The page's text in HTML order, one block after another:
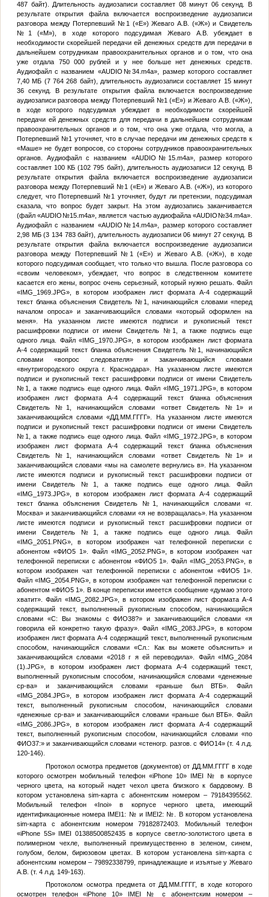
487 байт). Длительность аудиозаписи составляет 08 минут 06 секунд. В
результате открытия файла включается воспроизведение аудиозаписи
разговора междуПотерпевший №1 («Е») Жеваго А.В. («Ж») иСвидетель
№1
(«М»), в ходе которого подсудимая Жеваго А.В. убеждает в
необходимости скорейшей передачи ей денежных средств для передачи в
дальнейшем сотрудникам правоохранительных органов и о том, что она
уже отдала 750 000 рублей и у нее больше нет денежных средств.
Аудиофайл с названием «AUDIO №34.m4a», размер которого составляет
7,40 МБ (7 764 268 байт), длительность аудиозаписи составляет 15 минут
36 секунд. В результате открытия файла включается воспроизведение
аудиозаписи разговора междуПотерпевший №1 («Е») и Жеваго А.В. («Ж»),
в ходе которого подсудимая убеждает в необходимости скорейшей
передачи ей денежных средств для передачи в дальнейшем сотрудникам
правоохранительных органов и о том, что она уже отдала, что могла, а
Потерпевший №1 уточняет, что в случае передачи им денежных средств к
«Маше» не будет вопросов, со стороны сотрудников правоохранительных
органов. Аудиофайл с названием «AUDIO № 15.m4a», размер которого
составляет 100 КБ (102 795 байт), длительность аудиозаписи 12 секунд. В
результате открытия файла включается воспроизведение аудиозаписи
разговора между Потерпевший №1 («Е») и Жеваго А.В. («Ж»), из которого
следует, чтоПотерпевший №1 уточняет, будут ли претензии, подсудимая
сказала, что вопрос будет закрыт. На этом аудиозапись заканчивается
(файл «AUDIO №15.m4a», является частью аудиофайла «AUDIO №34.m4a».
Аудиофайл с названием «AUDIO № 14.m4a», размер которого составляет
2,98 МБ (3 134 783 байт), длительность аудиозаписи 06 минут 27 секунд. В
результате открытия файла включается воспроизведение аудиозаписи
разговора между Потерпевший №1
(«Е») и Жеваго А.В. («Ж»), в ходе
которого подсудимая сообщает, что только что вышла. После разговора со
«своим человеком», убеждает, что вопрос в следственном комитете
касается его жены, вопрос очень серьезный, который нужно решать. Файл
«IMG_1969.JPG», в котором изображен лист формата А-4 содержащий
текст бланка объяснения Свидетель №1
, начинающийся словами «перед
началом опроса» и заканчивающийся словами «который оформлен на
меня». На указанном листе имеются подписи и рукописный текст
расшифровки подписи от имени Свидетель №1
, а также подпись еще
одного лица. Файл «IMG_1970.JPG», в котором изображен лист формата
А-4 содержащий текст бланка объясненияСвидетель №1
, начинающийся
словами «вопрос следователя» и заканчивающийся словами
«внутригородского округа г. Краснодара». На указанном листе имеются
подписи и рукописный текст расшифровки подписи от имениСвидетель
№1
, а также подпись еще одного лица. Файл «IMG_1971.JPG», в котором
изображен лист формата А-4 содержащий текст бланка объяснения
Свидетель №1
, начинающийся словами «ответ Свидетель №1» и
заканчивающийся словами «ДД.ММ.ГГГГ». На указанном листе имеются
подписи и рукописный текст расшифровки подписи от имениСвидетель
№1
, а также подпись еще одного лица. Файл «IMG_1972.JPG», в котором
изображен лист формата А-4 содержащий текст бланка объяснения
Свидетель №1
, начинающийся словами «ответ Свидетель №1» и
заканчивающийся словами «мы на самолете вернулись в». На указанном
листе имеются подписи и рукописный текст расшифровки подписи от
имениСвидетель №1
, а также подпись еще одного лица. Файл
«IMG_1973.JPG», в котором изображен лист формата А-4 содержащий
текст бланка объяснения Свидетель №1
, начинающийся словами «г.
Москва» и заканчивающийся словами «я не возвращалась». На указанном
листе имеются подписи и рукописный текст расшифровки подписи от
имениСвидетель №1
, а также подпись еще одного лица. Файл
«IMG_2051.PNG», в котором изображен чат телефонной переписки с
абонентом «ФИО51». Файл «IMG_2052.PNG», в котором изображен чат
телефонной переписки с абонентом «ФИО51». Файл «IMG_2053.PNG», в
котором изображен чат телефонной переписки с абонентом «ФИО51».
Файл «IMG_2054.PNG», в котором изображен чат телефонной переписки с
абонентом «ФИО5 1». В конце переписки имеется сообщение «думаю этого
хватит». Файл «IMG_2082.JPG», в котором изображен лист формата А-4
содержащий текст, выполненный рукописным способом, начинающийся
словами «С: Вы знакомы сФИО38?» и заканчивающийся словами «я
говорила ей конкретно такую фразу». Файл «IMG_2083.JPG», в котором
изображен лист формата А-4 содержащий текст, выполненный рукописным
способом, начинающийся словами «Сл.: Как вы можете объяснить» и
заканчивающийся словами «2018 г я ей переводила». Файл «IMG_2084
(1).JPG», в котором изображен лист формата А-4 содержащий текст,
выполненный рукописным способом, начинающийся словами «денежные
ср-ва» и заканчивающийся словами «раньше был ВТБ». Файл
«IMG_2084.JPG», в котором изображен лист формата А-4 содержащий
текст, выполненный рукописным способом, начинающийся словами
«денежные ср-ва» и заканчивающийся словами «раньше был ВТБ». Файл
«IMG_2086.JPG», в котором изображен лист формата А-4 содержащий
текст, выполненный рукописным способом, начинающийся словами «по
ФИО37:» и заканчивающийся словами «стеногр. разгов. с ФИО14» (т. 4 л.д.
120-146).
Протокол осмотра предметов (документов) от ДД.ММ.ГГГГ в ходе
которого осмотрен мобильный телефон «iPhone 10» IMEI №
в корпусе
черного цвета, на который надет чехол цвета близкого к бардовому. В
котором установлена sim-карта с абонентским номером – 79184395562.
Мобильный телефон «Inoi» в корпусе черного цвета, имеющий
идентификационные номера IMEI1: № и IMEI2: №
. В котором установлена
sim-карта с абонентским номером 79182872403. Мобильный телефон
«iPhone 5S» IMEI 01388500852435 в корпусе светло-золотистого цвета в
полимерном чехле, выполненный преимущественно в зеленом, синем,
голубом, белом, бирюзовом цветах. В котором установлена sim-карта с
абонентским номером – 79892338799, принадлежащие и изъятые у Жеваго
А.В. (т. 4 л.д. 149-163).
Протоколом осмотра предмета от ДД.ММ.ГГГГ, в ходе которого
осмотрен телефон «iPhone 10» IMEI
№ с абонентским номером –